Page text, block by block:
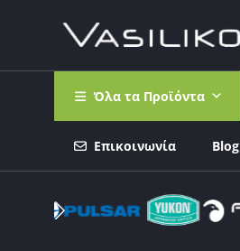
Όλα τα Προϊόντα
Επικοινωνία Blog